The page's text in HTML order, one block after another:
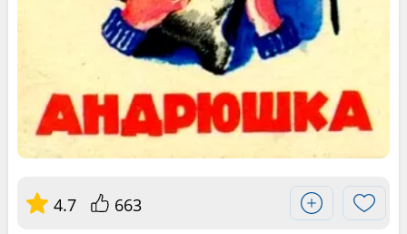
4.7 663